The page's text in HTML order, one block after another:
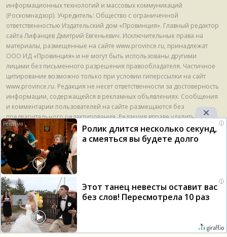
информационных технологий и массовых коммуникаций
(Роскомнадзор). Учредитель: Общество с ограниченной
ответственностью Издательский дом «Провинция». Главный редактор
сайта Лифанцев Дмитрий Евгеньевич. Исключительные права на
материалы, размещенные на сайте www.province.ru, принадлежат
ООО ИД «Провинция» и не могут быть использованы другими
лицами без письменного разрешения правообладателя. Частичное
цитирование возможно только при условии гиперссылки на сайт
www.province.ru. Редакция не несет ответственности за достоверность
информации, содержащейся в рекламных объявлениях. Сообщения
и комментарии пользователей на сайте размещаются без
предварительного редактирования. Редакция вправе удалить с сайта
указанные сообщения и комментарии, в случае если они нарушают
требования законодательства. E-mail - info@province.ru. Этот адрес
электронной почты защищен от спам-ботов. У вас должен быть
включен JavaScript для просмотра. Tел. +7 495 789 42 70. На
информационном ресурсе применяются рекомендательные
технологии (информационные технологии предоставления
информации на основе сбора, систематизации и анализа сведений,
относящихся к предпочтениям пользователей сети "Интернет",
находящихся на территории Российской Федерации) © ООО ИД
«Провинция», 2013 - 2024г.
Оставаясь на сайте, вы подтверждаете свое согласие с
политикой обработки персональных данныхи на
использованиеcookie-файлов.
i
Ролик длится несколько секунд,
а смеяться вы будете долго
i
Этот танец невесты оставит вас
без слов! Пересмотрела 10 раз